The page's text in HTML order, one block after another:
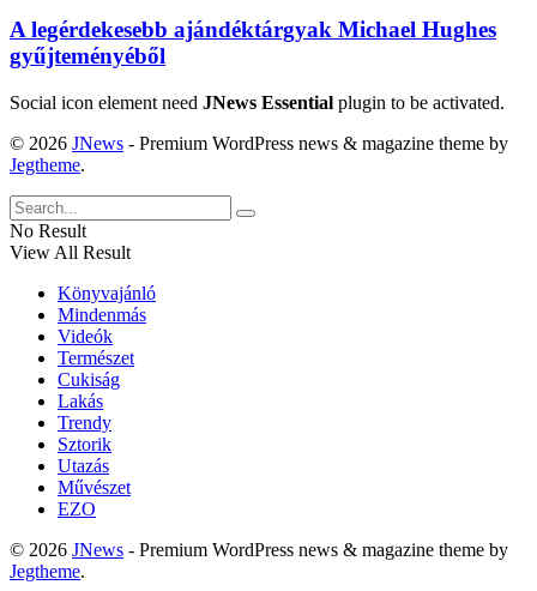
A legérdekesebb ajándéktárgyak Michael Hughes
gyűjteményéből
Social icon element need JNews Essential plugin to be activated.
© 2026 JNews - Premium WordPress news & magazine theme by
Jegtheme.
No Result
View All Result
Könyvajánló
Mindenmás
Videók
Természet
Cukiság
Lakás
Trendy
Sztorik
Utazás
Művészet
EZO
© 2026 JNews - Premium WordPress news & magazine theme by
Jegtheme.